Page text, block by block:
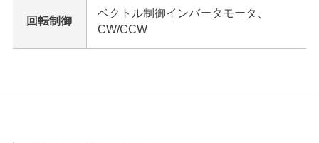
回転制御
ベクトル制御インバータモータ、
CW/CCW